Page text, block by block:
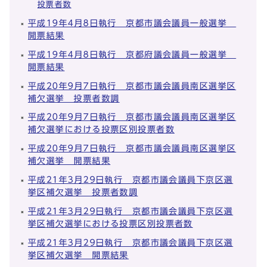
投票者数
平成19年4月8日執行 京都市議会議員一般選挙
開票結果
平成19年4月8日執行 京都府議会議員一般選挙
開票結果
平成20年9月7日執行 京都市議会議員南区選挙区
補欠選挙 投票者数調
平成20年9月7日執行 京都市議会議員南区選挙区
補欠選挙における投票区別投票者数
平成20年9月7日執行 京都市議会議員南区選挙区
補欠選挙 開票結果
平成21年3月29日執行 京都市議会議員下京区選
挙区補欠選挙 投票者数調
平成21年3月29日執行 京都市議会議員下京区選
挙区補欠選挙における投票区別投票者数
平成21年3月29日執行 京都市議会議員下京区選
挙区補欠選挙 開票結果